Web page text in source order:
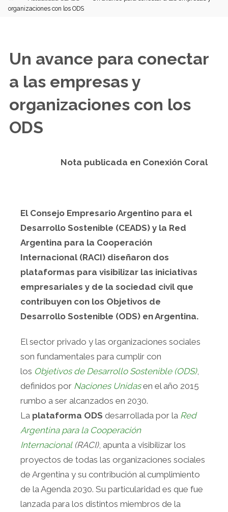
organizaciones con los ODS
Un avance para conectar
a las empresas y
organizaciones con los
ODS
Nota publicada en Conexión Coral
El Consejo Empresario Argentino para el
Desarrollo Sostenible (CEADS) y la Red
Argentina para la Cooperación
Internacional (RACI) diseñaron dos
plataformas para visibilizar las iniciativas
empresariales y de la sociedad civil que
contribuyen con los Objetivos de
Desarrollo Sostenible (ODS) en Argentina.
El sector privado y las organizaciones sociales
son fundamentales para cumplir con
los Objetivos de Desarrollo Sostenible (ODS),
definidos por Naciones Unidasen el año 2015
rumbo a ser alcanzados en 2030.
La plataforma ODS desarrollada por la Red
Argentina para la Cooperación
Internacional(RACI), apunta a visibilizar los
proyectos de todas las organizaciones sociales
de Argentina y su contribución al cumplimiento
de la Agenda 2030. Su particularidad es que fue
lanzada para los distintos miembros de la